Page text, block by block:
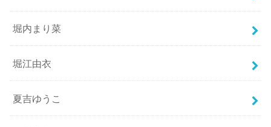
堀内まり菜
堀江由衣
夏吉ゆうこ